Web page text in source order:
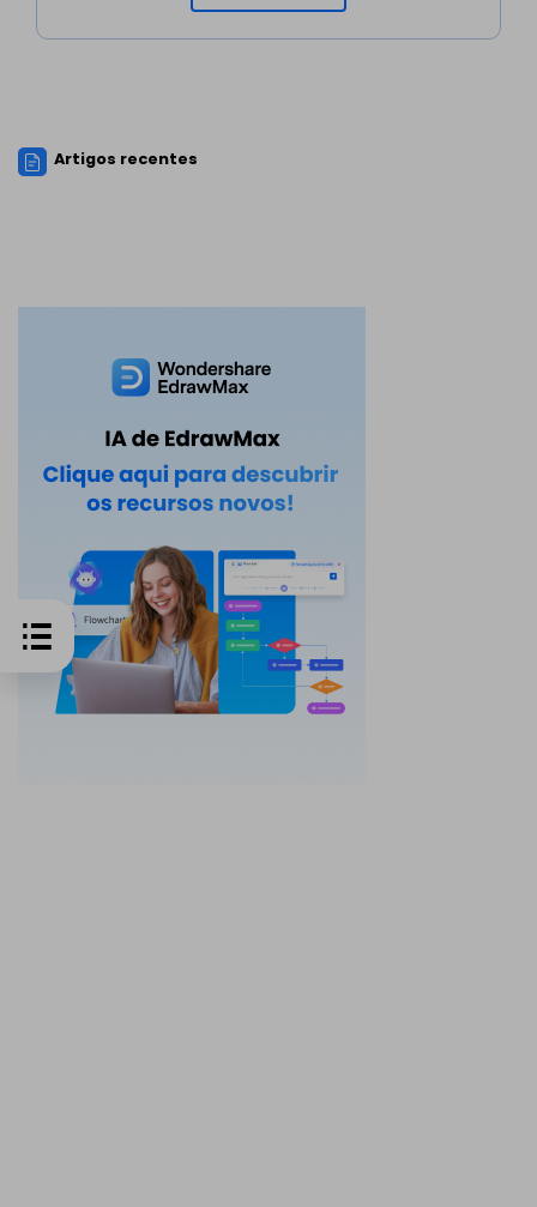
Artigos recentes